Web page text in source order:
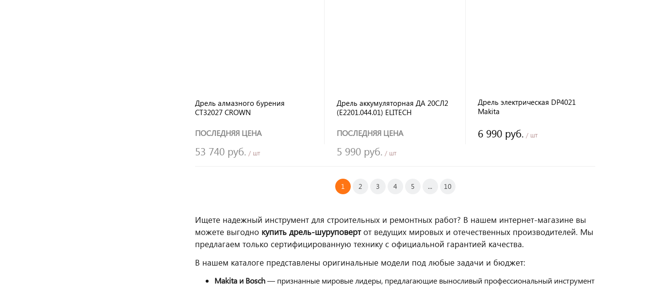
Дрель алмазного бурения
CT32027 CROWN
ПОСЛЕДНЯЯ ЦЕНА
53 740 руб. / шт
Дрель аккумуляторная ДА 20СЛ2
(E2201.044.01) ELITECH
ПОСЛЕДНЯЯ ЦЕНА
5 990 руб. / шт
Дрель электрическая DP4021
Makita
6 990 руб. / шт
1 2 3 4 5 ... 10
Ищете надежный инструмент для строительных и ремонтных работ? В нашем интернет-магазине вы
можете выгодно купить дрель-шуруповертот ведущих мировых и отечественных производителей. Мы
предлагаем только сертифицированную технику с официальной гарантией качества.
В нашем каталоге представлены оригинальные модели под любые задачи и бюджет:
Makita и Bosch— признанные мировые лидеры, предлагающие выносливый профессиональный инструмент